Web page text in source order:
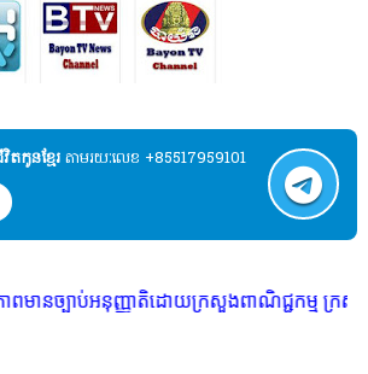
កូនខ្មែរ តាមរយៈលេខ +85517959101
ាតិដោយក្រសួងពាណិជ្ជកម្ម ក្រសួងការងារ ក្រសួង